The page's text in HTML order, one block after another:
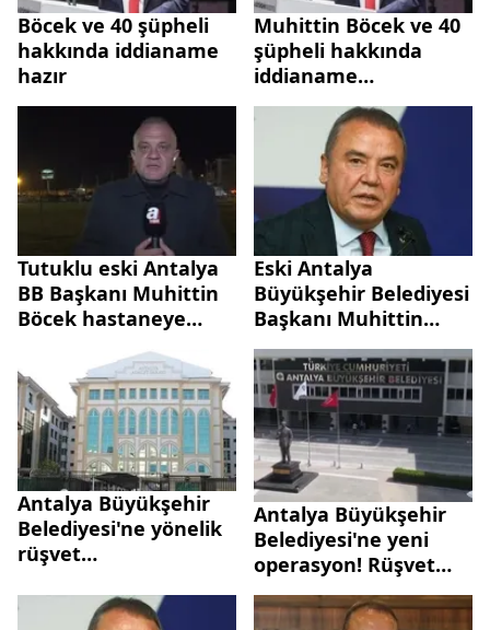
Böcek ve 40 şüpheli
hakkında iddianame
hazır
Muhittin Böcek ve 40
şüpheli hakkında
iddianame
tamamlandı
Tutuklu eski Antalya
BB Başkanı Muhittin
Böcek hastaneye
Eski Antalya
Büyükşehir Belediyesi
Başkanı Muhittin
Böcek hastaneye
kaldırıldı
Antalya Büyükşehir
Belediyesi'ne yönelik
rüşvet
gelişme! 2 tutuklama
Antalya Büyükşehir
Belediyesi'ne yeni
operasyon! Rüşvet
operasyonunda yeni
gözaltı